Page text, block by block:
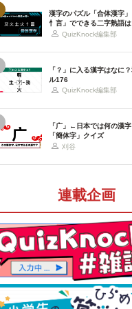
漢字のパズル「合体漢字
忄言」でできる二字熟語は
QuizKnock編集部
「？」に入る漢字はなに
ル176
QuizKnock編集部
「广」←日本では何の漢
「簡体字」クイズ
刈谷
連載企画